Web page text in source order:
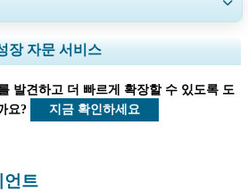
먼트 분석, 기업 프로필, 경쟁 벤치마킹, 및 최
사용자 인사이트.
지금 맞춤 설정
장 자문 서비스
발견하고 더 빠르게 확장할 수 있도록 도
요?
지금 확인하세요
언트